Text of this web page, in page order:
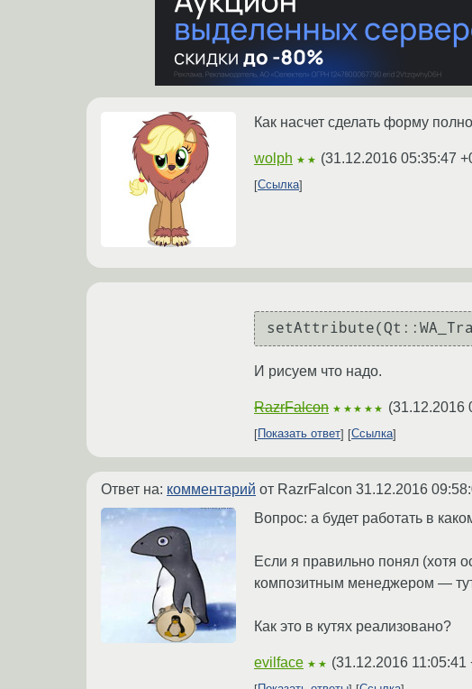
Как насчет сделать форму
wolph ★★ (31.12.2016 05:35:47
Ссылка
И рисуем что надо.
RazrFalcon ★★★★★ (31.12.2016
Показать ответ Ссылка
Ответ на: комментарий от RazrFalcon 31.12.2016
Вопрос: а будет работать в
Если я правильно понял (хотя
композитным менеджером —
Как это в кутях реализовано?
evilface ★★ (31.12.2016 11:05:41